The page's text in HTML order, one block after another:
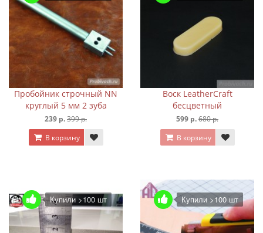
Пробойник строчный NN
круглый 5 мм 2 зуба
239 р.399 р.
В корзину
Воск LeatherCraft
бесцветный
599 р.680 р.
В корзину
Купили >100 шт Купили >100 шт